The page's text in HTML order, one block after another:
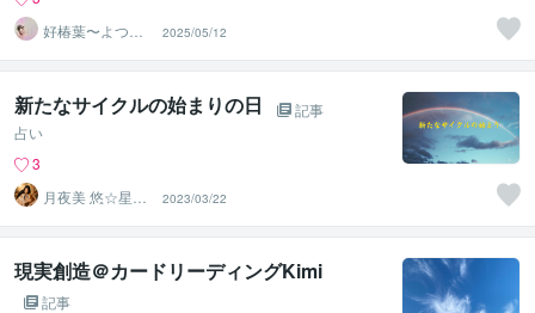
好椿葉〜よつ
ば〜
2025/05/12
新たなサイクルの始まりの日
記事
占い
3
月夜美 悠☆星哲
命理術
2023/03/22
現実創造＠カードリーディングKimi
記事